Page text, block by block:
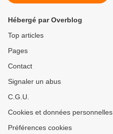
Hébergé par Overblog
Top articles
Pages
Contact
Signaler un abus
C.G.U.
Cookies et données personnelles
Préférences cookies